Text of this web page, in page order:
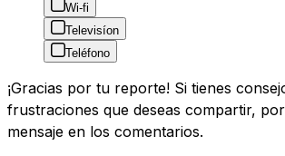
Wi-fi
Televisíon
Teléfono
¡Gracias por tu reporte! Si tienes
frustraciones que deseas compartir,
mensaje en los comentarios.